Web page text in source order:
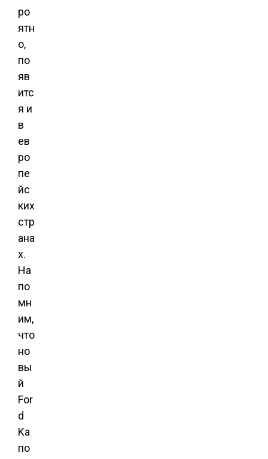
ро
ятн
о,
по
яв
итс
я и
в
ев
ро
пе
йс
ких
стр
ана
х.
На
по
мн
им,
что
но
вы
й
For
d
Ka
по